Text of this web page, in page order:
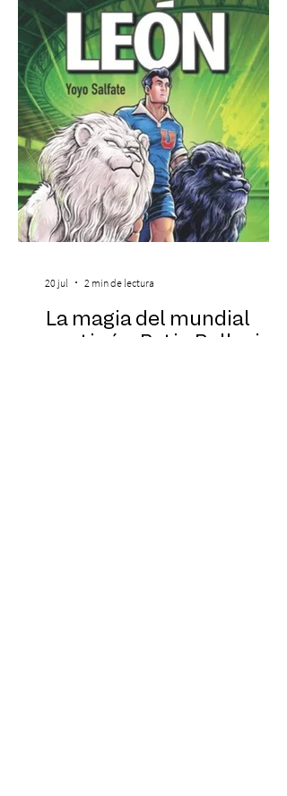
allí. Sólo que nunca debieron compartir el
mismo lugar. Esa leyenda es el punto de
partida de Celda 13, la nueva propuesta
temática que acaba de abrir sus puertas
La magia del mundial
continúa: Patio Bellavista
20 jul 2 min de lectura